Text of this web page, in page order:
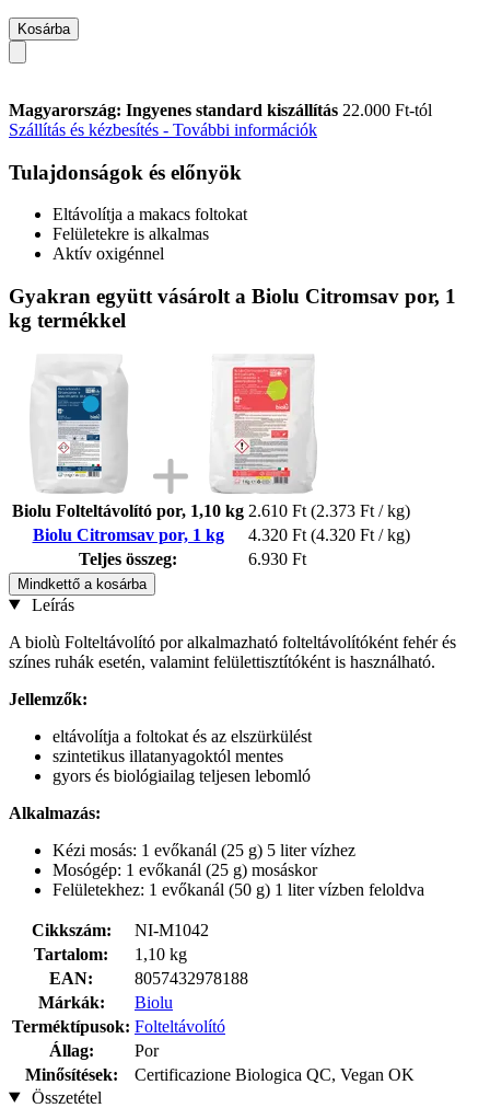
Kosárba
Magyarország: Ingyenes standard kiszállítás 22.000 Ft-tól
Szállítás és kézbesítés - További információk
Tulajdonságok és előnyök
Eltávolítja a makacs foltokat
Felületekre is alkalmas
Aktív oxigénnel
Gyakran együtt vásárolt a Biolu Citromsav por, 1
kg termékkel
Biolu Folteltávolító por, 1,10 kg 2.610 Ft (2.373 Ft / kg)
Biolu Citromsav por, 1 kg
4.320 Ft (4.320 Ft / kg)
Teljes összeg:
6.930 Ft
Mindkettő a kosárba
Leírás
A biolù Folteltávolító por alkalmazható folteltávolítóként fehér és
színes ruhák esetén, valamint felülettisztítóként is használható.
Jellemzők:
eltávolítja a foltokat és az elszürkülést
szintetikus illatanyagoktól mentes
gyors és biológiailag teljesen lebomló
Alkalmazás:
Kézi mosás: 1 evőkanál (25 g) 5 liter vízhez
Mosógép: 1 evőkanál (25 g) mosáskor
Felületekhez: 1 evőkanál (50 g) 1 liter vízben feloldva
Cikkszám:
NI-M1042
Tartalom:
1,10 kg
EAN:
8057432978188
Márkák:
Biolu
Terméktípusok: Folteltávolító
Állag:
Por
Minősítések:
Certificazione Biologica QC, Vegan OK
Összetétel